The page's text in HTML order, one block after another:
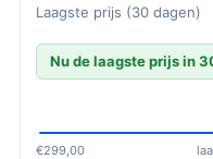
Laagste prijs (30 dagen)
Nu de laagste prijs in
€299,00